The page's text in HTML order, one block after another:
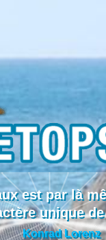
est par là
unique
Konrad Lorenz